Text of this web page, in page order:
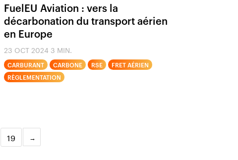
FuelEU Aviation : vers la
décarbonation du transport aérien
en Europe
23 OCT 2024 3 MIN.
CARBURANT CARBONE RSE
FRET AÉRIEN
RÈGLEMENTATION
19